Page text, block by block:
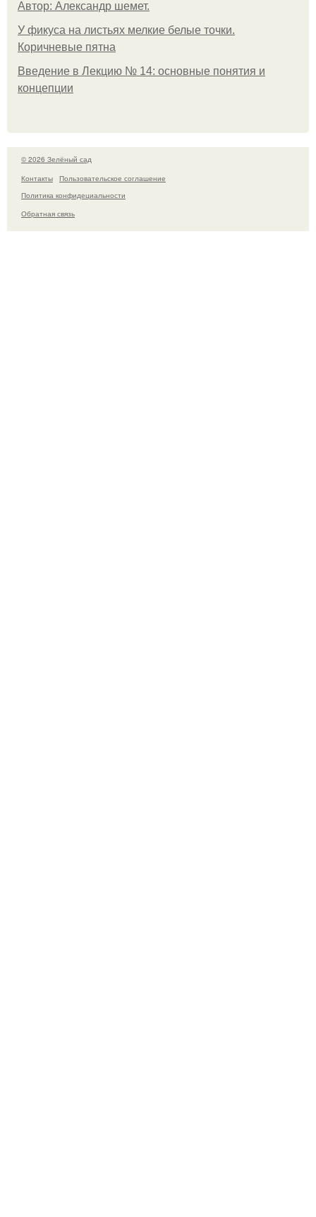
Автор: Александр шемет.
У фикуса на листьях мелкие белые точки.
Коричневые пятна
Введение в Лекцию № 14: основные понятия и
концепции
© 2026 Зелёный сад
Контакты
Пользовательское соглашение
Политика конфидециальности
Обратная связь